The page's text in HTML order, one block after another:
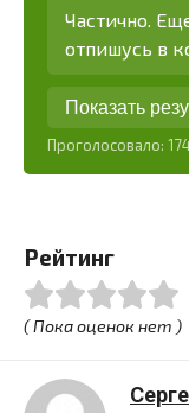
Частично.
отпишусь в
Показать
Проголосовало:
Рейтинг
( Пока оценок нет )